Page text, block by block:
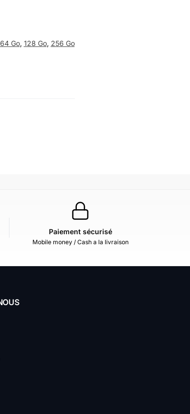
64 Go, 128 Go, 256 Go
Paiement sécurisé
Mobile money / Cash a la livraison